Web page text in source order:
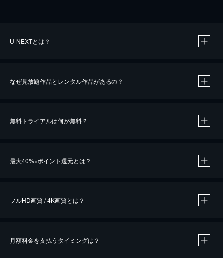
U-NEXTとは？
なぜ見放題作品とレンタル作品があるの？
無料トライアルは何が無料？
最大40%※ポイント還元とは？
※40％ポイント還元の対象は、クレジットカード決済による作品の購入 / レンタルです。
iOSアプリのUコイン決済による作品の購入 / レンタルは、20％のポイント還元です。
フルHD画質 / 4K画質とは？
月額料金を支払うタイミングは？